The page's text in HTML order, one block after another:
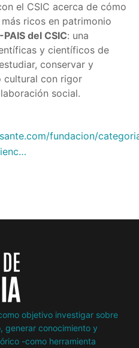
el CSIC acerca de cómo
ricos en patrimonio
PAIS del CSIC: una
y científicos de
conservar y
cultural con rigor
social.
fundacion/
objetivo investigar sobre
generar conocimiento y
-como herramienta